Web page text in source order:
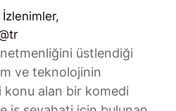
İzlenimler
üstlendiği
ve teknolojinin
alan bir komedi